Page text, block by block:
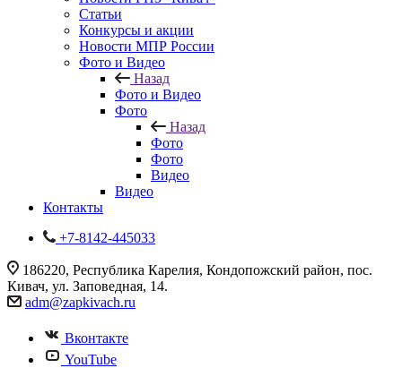
Статьи
Конкурсы и акции
Новости МПР России
Фото и Видео
Назад
Фото и Видео
Фото
Назад
Фото
Фото
Видео
Видео
Контакты
+7-8142-445033
186220, Республика Карелия, Кондопожский район, пос.
Кивач, ул. Заповедная, 14.
adm@zapkivach.ru
Вконтакте
YouTube